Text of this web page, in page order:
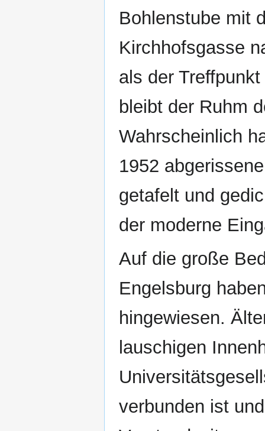
Bohlenstube mit
Kirchhofsgasse
als der
bleibt der Ruhm
Wahrscheinlich
1952
getafelt und
der moderne
Auf die große
Engelsburg
hingewiesen.
lauschigen
verbunden ist